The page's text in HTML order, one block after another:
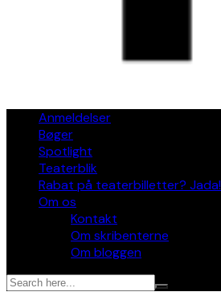
Anmeldelser
Bøger
Spotlight
Teaterblik
Rabat på teaterbilletter? Jada!
Om os
Kontakt
Om skribenterne
Om bloggen